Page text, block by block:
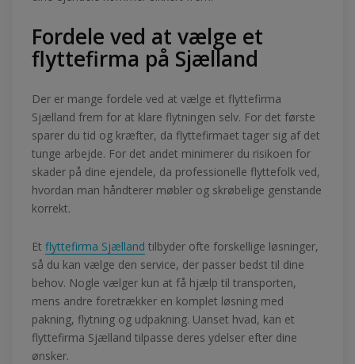
Fordele ved at vælge et
flyttefirma på Sjælland
Der er mange fordele ved at vælge et flyttefirma
Sjælland frem for at klare flytningen selv. For det første
sparer du tid og kræfter, da flyttefirmaet tager sig af det
tunge arbejde. For det andet minimerer du risikoen for
skader på dine ejendele, da professionelle flyttefolk ved,
hvordan man håndterer møbler og skrøbelige genstande
korrekt.
Et flyttefirma Sjælland tilbyder ofte forskellige løsninger,
så du kan vælge den service, der passer bedst til dine
behov. Nogle vælger kun at få hjælp til transporten,
mens andre foretrækker en komplet løsning med
pakning, flytning og udpakning. Uanset hvad, kan et
flyttefirma Sjælland tilpasse deres ydelser efter dine
ønsker.